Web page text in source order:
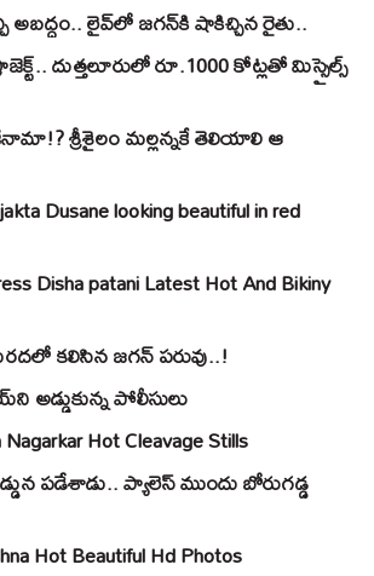
లైవ్‌లో జగన్‌కి షాకిచ్చిన రైతు..
దుత్తలూరులో రూ.1000 కోట్లతో మిస్సైల్స్
శ్రీశైలం మల్లన్నకే తెలియాలి ఆ
Dusane looking beautiful in red
Disha patani Latest Hot And Bikiny
కలిసిన జగన్ పరువు..!
అడ్డుకున్న పోలీసులు
Hot Cleavage Stills
పడేశాడు.. ప్యాలెస్‌ ముందు బోరుగడ్డ
Hot Beautiful Hd Photos